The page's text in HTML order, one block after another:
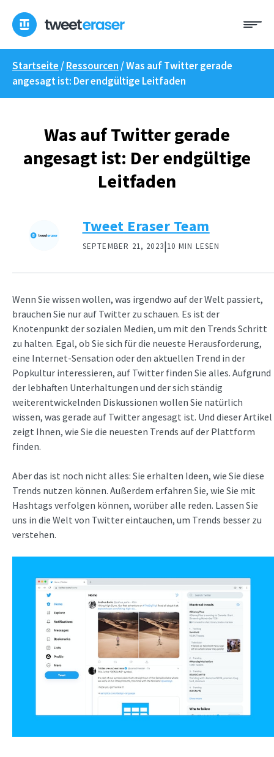
Inhalt
springen
Startseite /Ressourcen /Was auf Twitter gerade
angesagt ist: Der endgültige Leitfaden
Was auf Twitter gerade
angesagt ist: Der endgültige
Leitfaden
Tweet Eraser Team
SEPTEMBER 21, 2023|10 MIN LESEN
Wenn Sie wissen wollen, was irgendwo auf der Welt passiert,
brauchen Sie nur auf Twitter zu schauen. Es ist der
Knotenpunkt der sozialen Medien, um mit den Trends Schritt
zu halten. Egal, ob Sie sich für die neueste Herausforderung,
eine Internet-Sensation oder den aktuellen Trend in der
Popkultur interessieren, auf Twitter finden Sie alles. Aufgrund
der lebhaften Unterhaltungen und der sich ständig
weiterentwickelnden Diskussionen wollen Sie natürlich
wissen, was gerade auf Twitter angesagt ist. Und dieser Artikel
zeigt Ihnen, wie Sie die neuesten Trends auf der Plattform
finden.
Aber das ist noch nicht alles: Sie erhalten Ideen, wie Sie diese
Trends nutzen können. Außerdem erfahren Sie, wie Sie mit
Hashtags verfolgen können, worüber alle reden. Lassen Sie
uns in die Welt von Twitter eintauchen, um Trends besser zu
verstehen.